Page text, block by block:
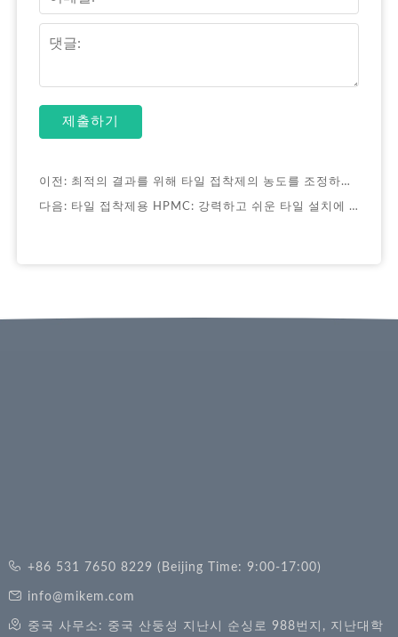
제출하기
이전: 최적의 결과를 위해 타일 접착제의 농도를 조정하는 방법은 무엇인가요? 다음 세 가지 핵심 요소를 염두에 두세요!
다음: 타일 접착제용 HPMC: 강력하고 쉬운 타일 설치에 중요한 이유
+86 531 7650 8229 (Beijing Time: 9:00-17:00)
info@mikem.com
중국 사무소: 중국 산둥성 지난시 순싱로 988번지, 지난대학